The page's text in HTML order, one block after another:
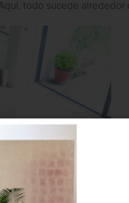
todo sucede alrededor